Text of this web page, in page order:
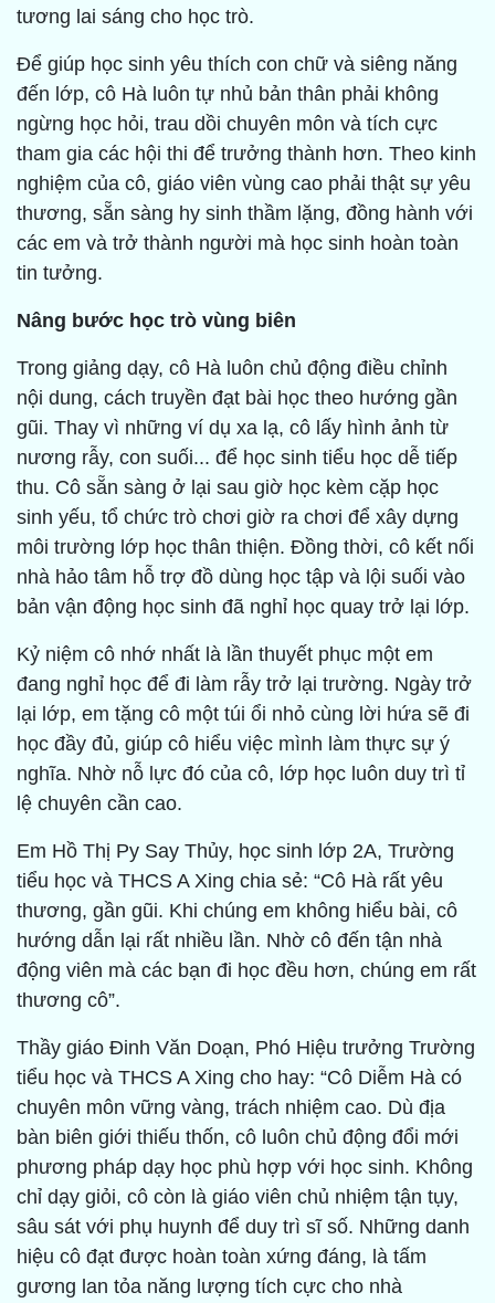
tương lai sáng cho học trò.
Để giúp học sinh yêu thích con chữ và siêng năng
đến lớp, cô Hà luôn tự nhủ bản thân phải không
ngừng học hỏi, trau dồi chuyên môn và tích cực
tham gia các hội thi để trưởng thành hơn. Theo kinh
nghiệm của cô, giáo viên vùng cao phải thật sự yêu
thương, sẵn sàng hy sinh thầm lặng, đồng hành với
các em và trở thành người mà học sinh hoàn toàn
tin tưởng.
Nâng bước học trò vùng biên
Trong giảng dạy, cô Hà luôn chủ động điều chỉnh
nội dung, cách truyền đạt bài học theo hướng gần
gũi. Thay vì những ví dụ xa lạ, cô lấy hình ảnh từ
nương rẫy, con suối... để học sinh tiểu học dễ tiếp
thu. Cô sẵn sàng ở lại sau giờ học kèm cặp học
sinh yếu, tổ chức trò chơi giờ ra chơi để xây dựng
môi trường lớp học thân thiện. Đồng thời, cô kết nối
nhà hảo tâm hỗ trợ đồ dùng học tập và lội suối vào
bản vận động học sinh đã nghỉ học quay trở lại lớp.
Kỷ niệm cô nhớ nhất là lần thuyết phục một em
đang nghỉ học để đi làm rẫy trở lại trường. Ngày trở
lại lớp, em tặng cô một túi ổi nhỏ cùng lời hứa sẽ đi
học đầy đủ, giúp cô hiểu việc mình làm thực sự ý
nghĩa. Nhờ nỗ lực đó của cô, lớp học luôn duy trì tỉ
lệ chuyên cần cao.
Em Hồ Thị Py Say Thủy, học sinh lớp 2A, Trường
tiểu học và THCS A Xing chia sẻ: “Cô Hà rất yêu
thương, gần gũi. Khi chúng em không hiểu bài, cô
hướng dẫn lại rất nhiều lần. Nhờ cô đến tận nhà
động viên mà các bạn đi học đều hơn, chúng em rất
thương cô”.
Thầy giáo Đinh Văn Doạn, Phó Hiệu trưởng Trường
tiểu học và THCS A Xing cho hay: “Cô Diễm Hà có
chuyên môn vững vàng, trách nhiệm cao. Dù địa
bàn biên giới thiếu thốn, cô luôn chủ động đổi mới
phương pháp dạy học phù hợp với học sinh. Không
chỉ dạy giỏi, cô còn là giáo viên chủ nhiệm tận tụy,
sâu sát với phụ huynh để duy trì sĩ số. Những danh
hiệu cô đạt được hoàn toàn xứng đáng, là tấm
gương lan tỏa năng lượng tích cực cho nhà